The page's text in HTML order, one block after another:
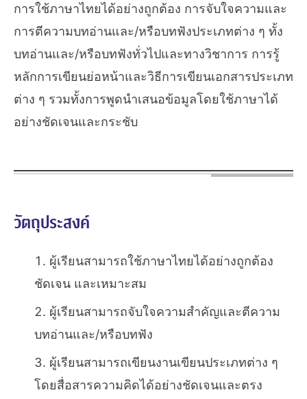
การใช้ภาษาไทยได้อย่างถูกต้อง การจับใจความและ
การตีความบทอ่านและ/หรือบทฟังประเภทต่าง ๆ ทั้ง
บทอ่านและ/หรือบทฟังทั่วไปและทางวิชาการ การรู้
หลักการเขียนย่อหน้าและวิธีการเขียนเอกสารประเภท
ต่าง ๆ รวมทั้งการพูดนำเสนอข้อมูลโดยใช้ภาษาได้
อย่างชัดเจนและกระชับ
วัตถุประสงค์
ผู้เรียนสามารถใช้ภาษาไทยได้อย่างถูกต้อง
ชัดเจน และเหมาะสม
ผู้เรียนสามารถจับใจความสำคัญและตีความ
บทอ่านและ/หรือบทฟัง
ผู้เรียนสามารถเขียนงานเขียนประเภทต่าง ๆ
โดยสื่อสารความคิดได้อย่างชัดเจนและตรง